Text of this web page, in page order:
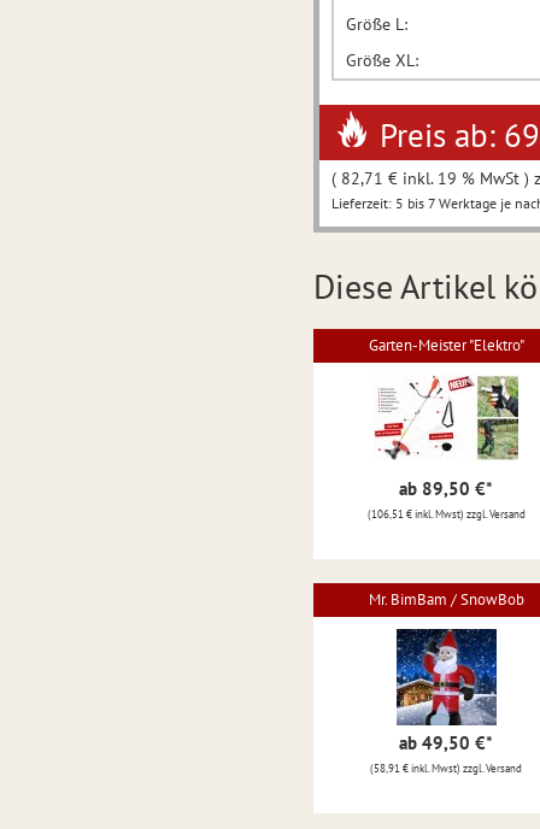
Größe L:
Größe XL:
Preis ab:
( 82,71 € inkl. 19 % MwSt )
Lieferzeit: 5 bis 7 Werktage je
Diese Artikel
Garten-Meister "Elektro"
ab 89,50 €*
(106,51 € inkl. Mwst) zzgl. Versand
Mr. BimBam / SnowBob
ab 49,50 €*
(58,91 € inkl. Mwst) zzgl. Versand